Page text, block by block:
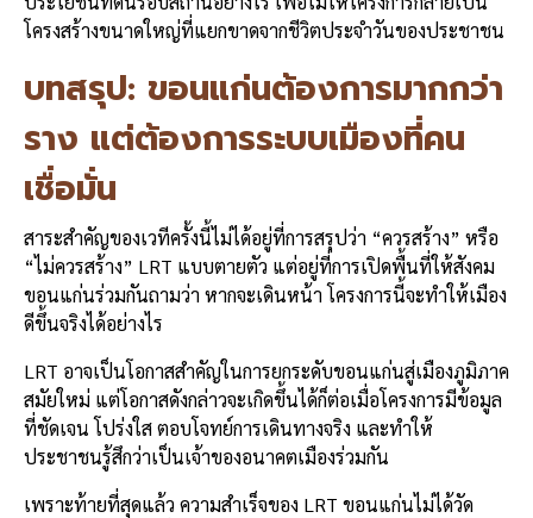
โครงสร้างขนาดใหญ่ที่แยกขาดจากชีวิตประจำวันของประชาชน
บทสรุป: ขอนแก่นต้องการมากกว่า
ราง แต่ต้องการระบบเมืองที่คน
เชื่อมั่น
สาระสำคัญของเวทีครั้งนี้ไม่ได้อยู่ที่การสรุปว่า “ควรสร้าง” หรือ
“ไม่ควรสร้าง” LRT แบบตายตัว แต่อยู่ที่การเปิดพื้นที่ให้สังคม
ขอนแก่นร่วมกันถามว่า หากจะเดินหน้า โครงการนี้จะทำให้เมือง
ดีขึ้นจริงได้อย่างไร
LRT อาจเป็นโอกาสสำคัญในการยกระดับขอนแก่นสู่เมืองภูมิภาค
สมัยใหม่ แต่โอกาสดังกล่าวจะเกิดขึ้นได้ก็ต่อเมื่อโครงการมีข้อมูล
ที่ชัดเจน โปร่งใส ตอบโจทย์การเดินทางจริง และทำให้
ประชาชนรู้สึกว่าเป็นเจ้าของอนาคตเมืองร่วมกัน
เพราะท้ายที่สุดแล้ว ความสำเร็จของ LRT ขอนแก่นไม่ได้วัด